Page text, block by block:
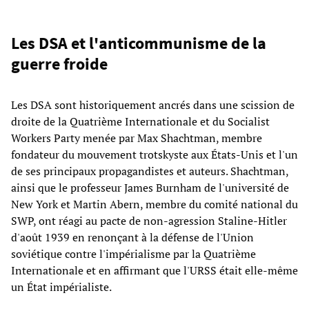
Les DSA et l'anticommunisme de la
guerre froide
Les DSA sont historiquement ancrés dans une scission de
droite de la Quatrième Internationale et du Socialist
Workers Party menée par Max Shachtman, membre
fondateur du mouvement trotskyste aux États-Unis et l'un
de ses principaux propagandistes et auteurs. Shachtman,
ainsi que le professeur James Burnham de l'université de
New York et Martin Abern, membre du comité national du
SWP, ont réagi au pacte de non-agression Staline-Hitler
d'août 1939 en renonçant à la défense de l'Union
soviétique contre l'impérialisme par la Quatrième
Internationale et en affirmant que l'URSS était elle-même
un État impérialiste.